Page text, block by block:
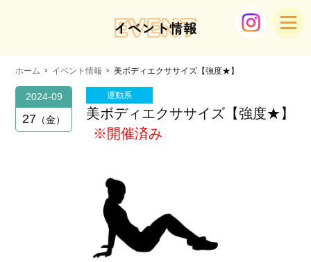
EVENT
イベント情報
ホーム イベント情報 美ボディエクササイズ【強度★】
2024-09
27 金
運動系
美ボディエクササイズ【強度★】
※開催済み